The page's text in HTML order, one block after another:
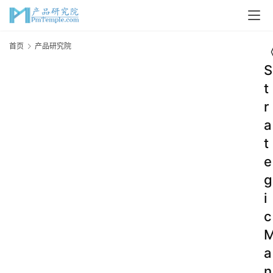
首页 产品研究院
S
t
r
a
t
e
g
i
c
a